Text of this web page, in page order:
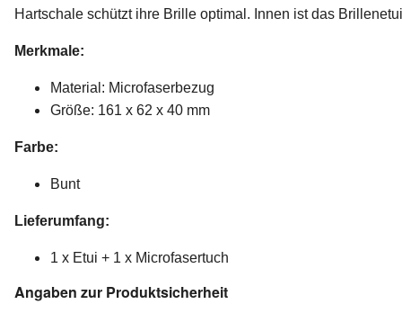
Hartschale schützt ihre Brille optimal. Innen ist das
Merkmale:
Material: Microfaserbezug
Größe: 161 x 62 x 40 mm
Farbe:
Bunt
Lieferumfang:
1 x Etui + 1 x Microfasertuch
Angaben zur Produktsicherheit